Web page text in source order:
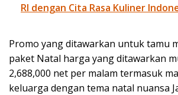
RI dengan Cita Rasa Kuliner
Promo yang ditawarkan untuk tamu
paket Natal harga yang ditawarkan
2,688,000 net per malam termasuk
keluarga dengan tema natal nuansa